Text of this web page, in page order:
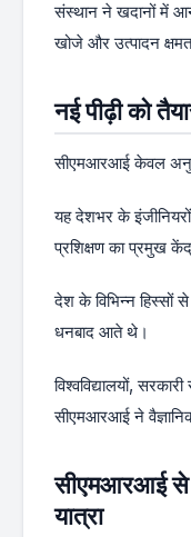
संस्थान ने खदानों में
खोजे और उत्पादन
नई पीढ़ी को
सीएमआरआई केवल
यह देशभर के
प्रशिक्षण का प्रमुख
देश के विभिन्न
धनबाद आते थे।
विश्वविद्यालयों,
सीएमआरआई ने
सीएमआरआई
यात्रा